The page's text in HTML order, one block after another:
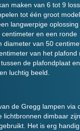
maken van 6 tot 9
tot één groot
langwerpige
en een ronde
diameter van 50
van het plafond
de plafondplaat
luchtig beeld.
de Gregg lampen via
lichtbronnen dimbaar
Het is erg